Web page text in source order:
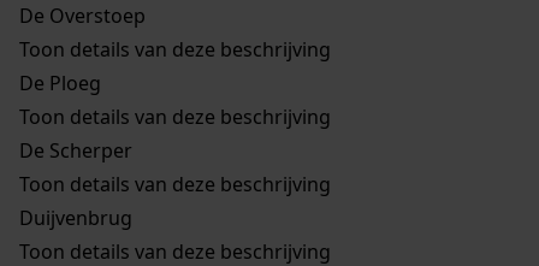
De Overstoep
Toon details van deze beschrijving
De Ploeg
Toon details van deze beschrijving
De Scherper
Toon details van deze beschrijving
Duijvenbrug
Toon details van deze beschrijving